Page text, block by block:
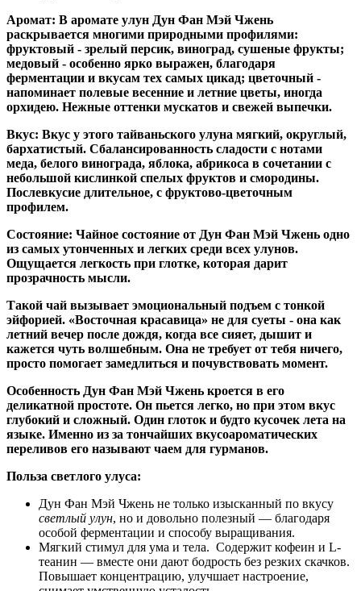
Аромат: В аромате улун Дун Фан Мэй Чжень
раскрывается многими природными профилями:
фруктовый - зрелый персик, виноград, сушеные фрукты;
медовый - особенно ярко выражен, благодаря
ферментации и вкусам тех самых цикад; цветочный -
напоминает полевые весенние и летние цветы, иногда
орхидею. Нежные оттенки мускатов и свежей выпечки.
Вкус: Вкус у этого тайваньского улуна мягкий, округлый,
бархатистый. Сбалансированность сладости с нотами
меда, белого винограда, яблока, абрикоса в сочетании с
небольшой кислинкой спелых фруктов и смородины.
Послевкусие длительное, с фруктово-цветочным
профилем.
Состояние: Чайное состояние от Дун Фан Мэй Чжень одно
из самых утонченных и легких среди всех улунов.
Ощущается легкость при глотке, которая дарит
прозрачность мысли.
Такой чай вызывает эмоциональный подъем с тонкой
эйфорией. «Восточная красавица» не для суеты - она как
летний вечер после дождя, когда все сияет, дышит и
кажется чуть волшебным. Она не требует от тебя ничего,
просто помогает замедлиться и почувствовать момент.
Особенность Дун Фан Мэй Чжень кроется в его
деликатной простоте. Он пьется легко, но при этом вкус
глубокий и сложный. Один глоток и будто кусочек лета на
языке. Именно из за тончайших вкусоароматических
переливов его называют чаем для гурманов.
Польза светлого улуса:
Дун Фан Мэй Чжень не только изысканный по вкусу
светлый улун, но и довольно полезный — благодаря
особой ферментации и способу выращивания.
Мягкий стимул для ума и тела. Содержит кофеин и L-
теанин — вместе они дают бодрость без резких скачков.
Повышает концентрацию, улучшает настроение,